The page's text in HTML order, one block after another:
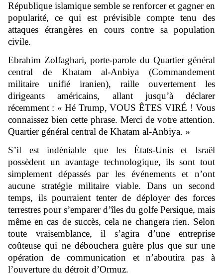
République islamique semble se renforcer et gagner en
popularité, ce qui est prévisible compte tenu des
attaques étrangères en cours contre sa population
civile.
Ebrahim Zolfaghari, porte-parole du Quartier général
central de Khatam al-Anbiya (Commandement
militaire unifié iranien), raille ouvertement les
dirigeants américains, allant jusqu’à déclarer
récemment : « Hé Trump, VOUS ÊTES VIRÉ ! Vous
connaissez bien cette phrase. Merci de votre attention.
Quartier général central de Khatam al-Anbiya. »
S’il est indéniable que les États-Unis et Israël
possèdent un avantage technologique, ils sont tout
simplement dépassés par les événements et n’ont
aucune stratégie militaire viable. Dans un second
temps, ils pourraient tenter de déployer des forces
terrestres pour s’emparer d’îles du golfe Persique, mais
même en cas de succès, cela ne changera rien. Selon
toute vraisemblance, il s’agira d’une entreprise
coûteuse qui ne débouchera guère plus que sur une
opération de communication et n’aboutira pas à
l’ouverture du détroit d’Ormuz.